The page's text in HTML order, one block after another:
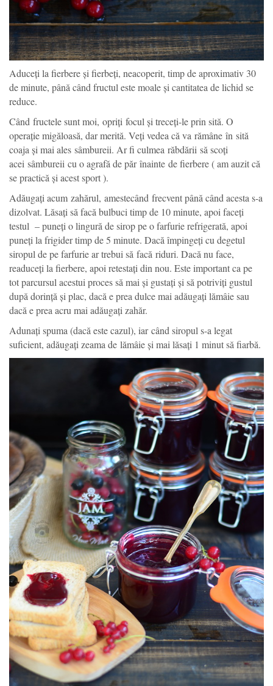
Aduceți la fierbere și fierbeți, neacoperit, timp de aproximativ 30
de minute, până când fructul este moale și cantitatea de lichid se
reduce.
Când fructele sunt moi, opriți focul și treceți-le prin sită. O
operație migăloasă, dar merită. Veți vedea că va rămâne în sită
coaja și mai ales sâmbureii. Ar fi culmea răbdării să scoți
acei sâmbureii cu o agrafă de păr înainte de fierbere ( am auzit că
se practică și acest sport ).
Adăugați acum zahărul, amestecând frecvent până când acesta s-a
dizolvat. Lăsați să facă bulbuci timp de 10 minute, apoi faceți
testul – puneți o lingură de sirop pe o farfurie refrigerată, apoi
puneți la frigider timp de 5 minute. Dacă împingeți cu degetul
siropul de pe farfurie ar trebui să facă riduri. Dacă nu face,
readuceți la fierbere, apoi retestați din nou. Este important ca pe
tot parcursul acestui proces să mai și gustați și să potriviți gustul
după dorință și plac, dacă e prea dulce mai adăugați lămâie sau
dacă e prea acru mai adăugați zahăr.
Adunați spuma (dacă este cazul), iar când siropul s-a legat
suficient, adăugați zeama de lămâie și mai lăsați 1 minut să fiarbă.